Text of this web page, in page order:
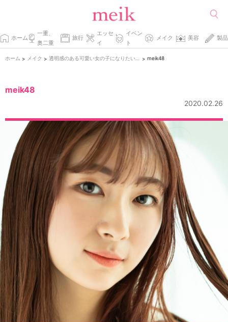
ホーム
一重、
奥二重
旅行
エッセ
イ
イベン
ト
メイク 美容 製品
ホーム > メイク > > meik48
meik48
2020.02.26